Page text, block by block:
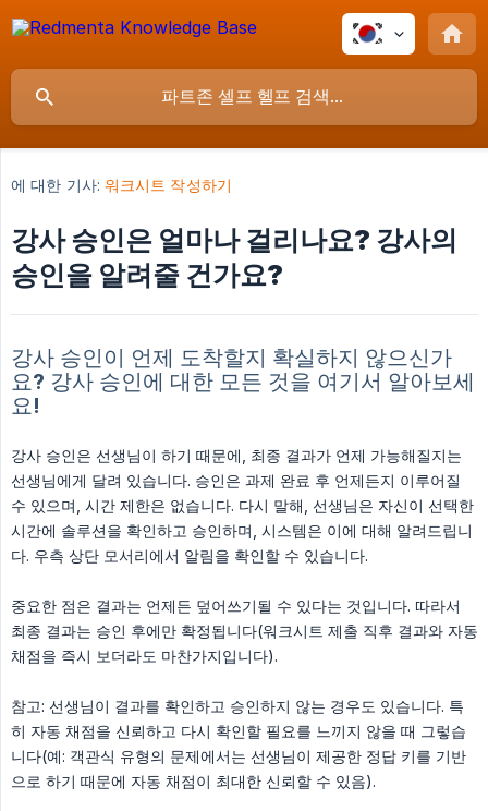
에 대한 기사: 워크시트 작성하기
강사 승인은 얼마나 걸리나요? 강사의
승인을 알려줄 건가요?
강사 승인이 언제 도착할지 확실하지 않으신가
요? 강사 승인에 대한 모든 것을 여기서 알아보세
요!
강사 승인은 선생님이 하기 때문에, 최종 결과가 언제 가능해질지는
선생님에게 달려 있습니다. 승인은 과제 완료 후 언제든지 이루어질
수 있으며, 시간 제한은 없습니다. 다시 말해, 선생님은 자신이 선택한
시간에 솔루션을 확인하고 승인하며, 시스템은 이에 대해 알려드립니
다. 우측 상단 모서리에서 알림을 확인할 수 있습니다.
중요한 점은 결과는 언제든 덮어쓰기될 수 있다는 것입니다. 따라서
최종 결과는 승인 후에만 확정됩니다(워크시트 제출 직후 결과와 자동
채점을 즉시 보더라도 마찬가지입니다).
참고: 선생님이 결과를 확인하고 승인하지 않는 경우도 있습니다. 특
히 자동 채점을 신뢰하고 다시 확인할 필요를 느끼지 않을 때 그렇습
니다(예: 객관식 유형의 문제에서는 선생님이 제공한 정답 키를 기반
으로 하기 때문에 자동 채점이 최대한 신뢰할 수 있음).